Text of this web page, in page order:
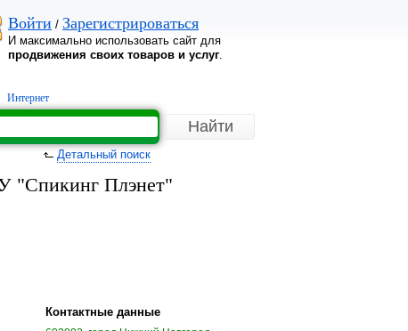
Войти / Зарегистрироваться
И максимально использовать сайт для
продвижения своих товаров и услуг.
Интернет
Детальный поиск
"Спикинг Плэнет"
Контактные данные